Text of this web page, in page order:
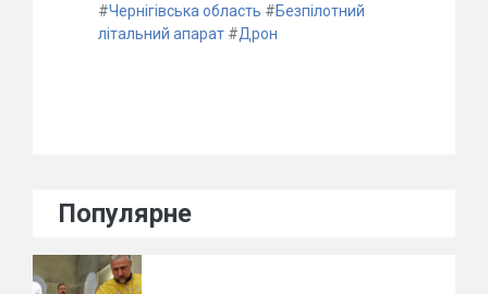
#Чернігівська область #Безпілотний
літальний апарат #Дрон
Популярне